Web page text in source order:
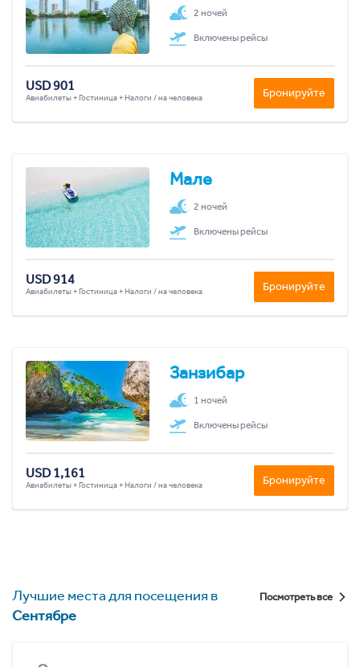
2 ночей
Включены рейсы
USD 901
Авиабилеты + Гостиница + Налоги / на человека Бронируйте
Мале
2 ночей
Включены рейсы
USD 914
Авиабилеты + Гостиница + Налоги / на человека Бронируйте
Занзибар
1 ночей
Включены рейсы
USD 1,161
Авиабилеты + Гостиница + Налоги / на человека Бронируйте
Лучшие места для посещения в
Сентябре
Посмотреть все